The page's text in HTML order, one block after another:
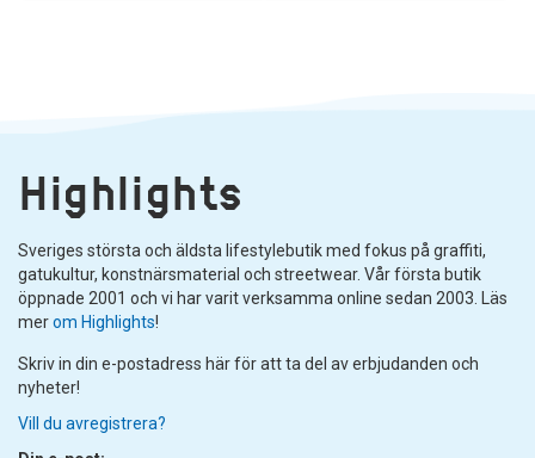
Highlights
Sveriges största och äldsta lifestylebutik med fokus på graffiti,
gatukultur, konstnärsmaterial och streetwear. Vår första butik
öppnade 2001 och vi har varit verksamma online sedan 2003. Läs
merom Highlights!
Skriv in din e-postadress här för att ta del av erbjudanden och
nyheter!
Vill du avregistrera?